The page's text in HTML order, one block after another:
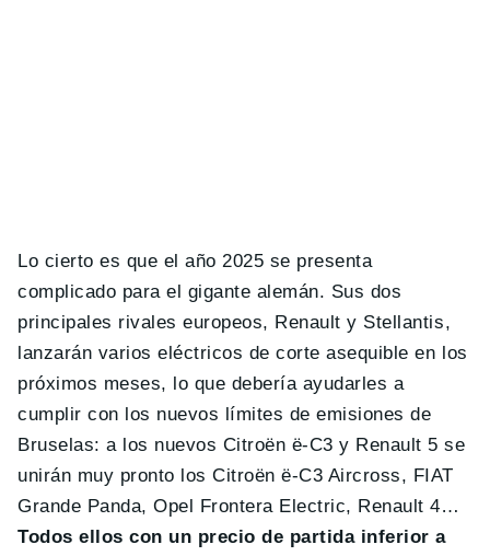
Lo cierto es que el año 2025 se presenta
complicado para el gigante alemán. Sus dos
principales rivales europeos, Renault y Stellantis,
lanzarán varios eléctricos de corte asequible en los
próximos meses, lo que debería ayudarles a
cumplir con los nuevos límites de emisiones de
Bruselas: a los nuevos Citroën ë-C3 y Renault 5 se
unirán muy pronto los Citroën ë-C3 Aircross, FIAT
Grande Panda, Opel Frontera Electric, Renault 4…
Todos ellos con un precio de partida inferior a